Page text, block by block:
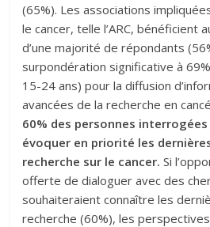
(65%). Les associations
le cancer, telle l’ARC, bénéficient
d’une majorité de répondants
surpondération significative à
15-24 ans) pour la diffusion
avancées de la recherche en
60% des personnes
évoquer en priorité les
recherche sur le cancer. Si
offerte de dialoguer avec des
souhaiteraient connaître les
recherche (60%), les